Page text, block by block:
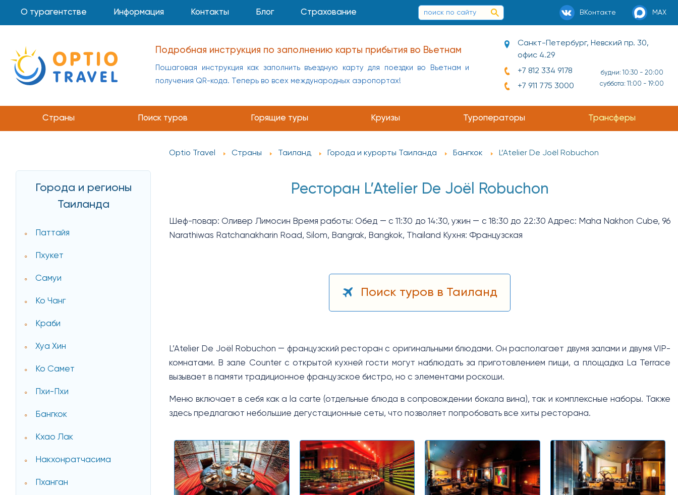
О турагентстве Информация Контакты Блог Страхование ВКонтакте MAX
Подробная инструкция по заполнению карты прибытия во Вьетнам
Пошаговая инструкция как заполнить въездную карту для поездки во Вьетнам и
получения QR-кода. Теперь во всех международных аэропортах!
Санкт-Петербург, Невский пр. 30,
офис 4.29
+7 812 334 9178
+7 911 775 3000
будни: 10:30 - 20:00
суббота: 11:00 - 19:00
Страны Поиск туров Горящие туры Круизы Туроператоры Трансферы
Города и регионы
Таиланда
Паттайя
Пхукет
Самуи
Ко Чанг
Краби
Хуа Хин
Ко Самет
Пхи-Пхи
Бангкок
Кхао Лак
Накхонратчасима
Пханган
Optio Travel Страны Таиланд Города и курорты Таиланда Бангкок L’Atelier De Joёl Robuchon
Ресторан L’Atelier De Joёl Robuchon
Шеф-повар: Оливер Лимосин Время работы: Обед ― с 11:30 до 14:30, ужин ― с 18:30 до 22:30 Адрес: Maha Nakhon Cube, 96
Narathiwas Ratchanakharin Rоаd, Silom, Bangrak, Bangkok, Thailand Кухня: Французская
Поиск туров в Таиланд
L’Atelier De Joёl Robuchon ― французский ресторан с оригинальными блюдами. Он располагает двумя залами и двумя VIP-
комнатами. В зале Counter с открытой кухней гости могут наблюдать за приготовлением пищи, а площадка La Terrace
вызывает в памяти традиционное французское бистро, но с элементами роскоши.
Меню включает в себя как а la carte (отдельные блюда в сопровождении бокала вина), так и комплексные наборы. Также
здесь предлагают небольшие дегустационные сеты, что позволяет попробовать все хиты ресторана.